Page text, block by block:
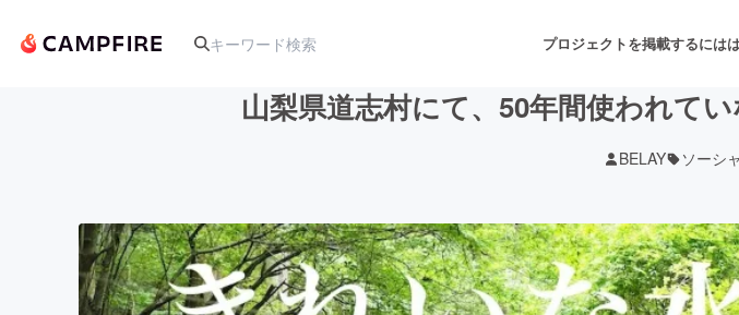
プロジェクトを掲載するには
アート・写真 音楽
山梨県道志村にて、50年間使われて
BELAY ソーシ